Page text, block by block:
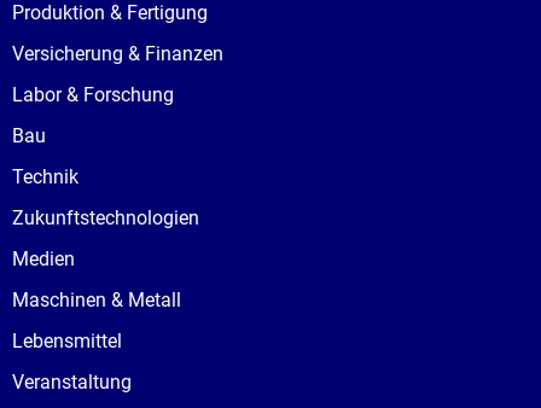
Produktion & Fertigung
Versicherung & Finanzen
Labor & Forschung
Bau
Technik
Zukunftstechnologien
Medien
Maschinen & Metall
Lebensmittel
Veranstaltung